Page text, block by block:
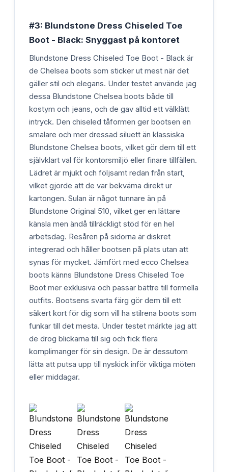
#3: Blundstone Dress Chiseled Toe
Boot - Black: Snyggast på kontoret
Blundstone Dress Chiseled Toe Boot - Black är
de Chelsea boots som sticker ut mest när det
gäller stil och elegans. Under testet använde jag
dessa Blundstone Chelsea boots både till
kostym och jeans, och de gav alltid ett välklätt
intryck. Den chiseled tåformen ger bootsen en
smalare och mer dressad siluett än klassiska
Blundstone Chelsea boots, vilket gör dem till ett
självklart val för kontorsmiljö eller finare tillfällen.
Lädret är mjukt och följsamt redan från start,
vilket gjorde att de var bekväma direkt ur
kartongen. Sulan är något tunnare än på
Blundstone Original 510, vilket ger en lättare
känsla men ändå tillräckligt stöd för en hel
arbetsdag. Resåren på sidorna är diskret
integrerad och håller bootsen på plats utan att
synas för mycket. Jämfört med ecco Chelsea
boots känns Blundstone Dress Chiseled Toe
Boot mer exklusiva och passar bättre till formella
outfits. Bootsens svarta färg gör dem till ett
säkert kort för dig som vill ha stilrena boots som
funkar till det mesta. Under testet märkte jag att
de drog blickarna till sig och fick flera
komplimanger för sin design. De är dessutom
lätta att putsa upp till nyskick inför viktiga möten
eller middagar.